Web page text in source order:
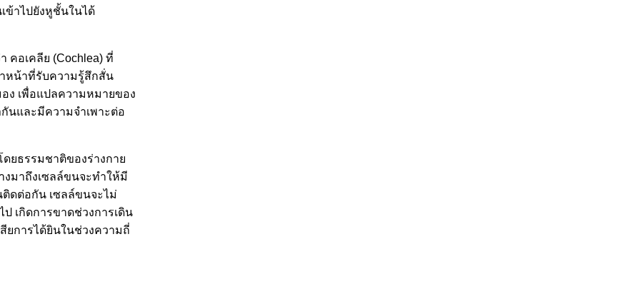
ข้าไปยังหูชั้นในได้
คอเคลีย (Cochlea) ที่
ำหน้าที่รับความรู้สึกสั่น
ง เพื่อแปลความหมายของ
นและมีความจำเพาะต่อ
ดยธรรมชาติของร่างกาย
งมาถึงเซลล์ขนจะทำให้มี
ติดต่อกัน เซลล์ขนจะไม่
เกิดการขาดช่วงการเดิน
ยการได้ยินในช่วงความถี่